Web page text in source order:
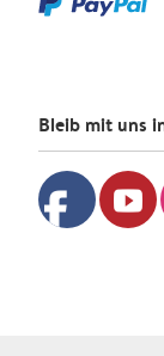
Bleib mit uns
facebook youtube